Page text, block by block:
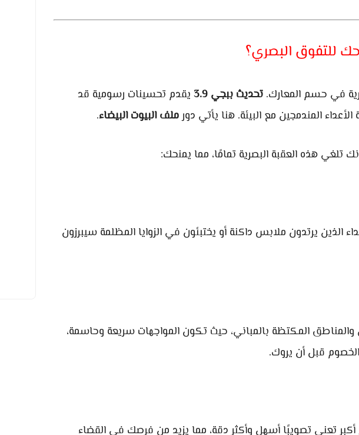
للتفوق البصري؟
في حسم المعارك. تحديث ببجي 3.9
يقدم تحسينات رسومية قد
المندمجين مع البيئة. هنا يأتي دورملف البيوت البيضاء.
تلغي هذه العقبة البصرية تمامًا، مما يمنحك:
الذين يرتدون ملابس داكنة أو يختبئون في الزوايا المظلمة سيبرزون
المكتظة بالمباني، حيث تكون المواجهات سريعة وحاسمة،
قبل أن يروك.
أكبر تعني تصويبًا أسهل وأكثر دقة، مما يزيد من فرصك في القضاء